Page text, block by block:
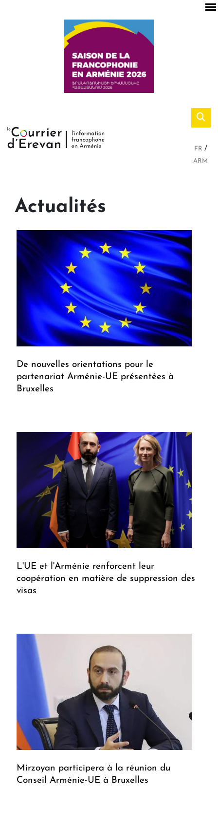
FR
ARM
Actualités
De nouvelles orientations pour le
partenariat Arménie-UE présentées à
Bruxelles
L'UE et l'Arménie renforcent leur
coopération en matière de suppression des
visas
Mirzoyan participera à la réunion du
Conseil Arménie-UE à Bruxelles